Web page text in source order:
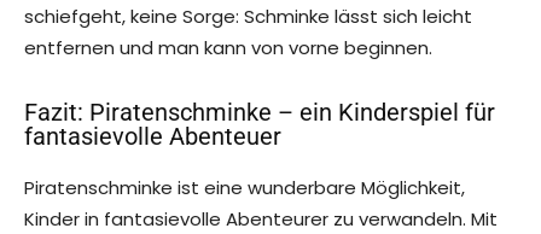
schiefgeht, keine Sorge: Schminke lässt sich leicht
entfernen und man kann von vorne beginnen.
Fazit: Piratenschminke – ein Kinderspiel für
fantasievolle Abenteuer
Piratenschminke ist eine wunderbare Möglichkeit,
Kinder in fantasievolle Abenteurer zu verwandeln. Mit